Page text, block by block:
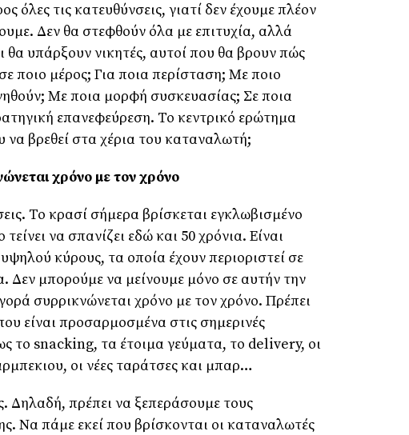
όλες τις κατευθύνσεις, γιατί δεν έχουμε πλέον
Δεν θα στεφθούν όλα με επιτυχία, αλλά
υπάρξουν νικητές, αυτοί που θα βρουν πώς
ποιο μέρος; Για ποια περίσταση; Με ποιο
Με ποια μορφή συσκευασίας; Σε ποια
επανεφεύρεση. Το κεντρικό ερώτημα
να βρεθεί στα χέρια του καταναλωτή;
χρόνο με τον χρόνο
Το κρασί σήμερα βρίσκεται εγκλωβισμένο
να σπανίζει εδώ και 50 χρόνια. Είναι
κύρους, τα οποία έχουν περιοριστεί σε
Δεν μπορούμε να μείνουμε μόνο σε αυτήν την
συρρικνώνεται χρόνο με τον χρόνο. Πρέπει
είναι προσαρμοσμένα στις σημερινές
το snacking, τα έτοιμα γεύματα, το delivery, οι
οι νέες ταράτσες και μπαρ…
Δηλαδή, πρέπει να ξεπεράσουμε τους
Να πάμε εκεί που βρίσκονται οι καταναλωτές